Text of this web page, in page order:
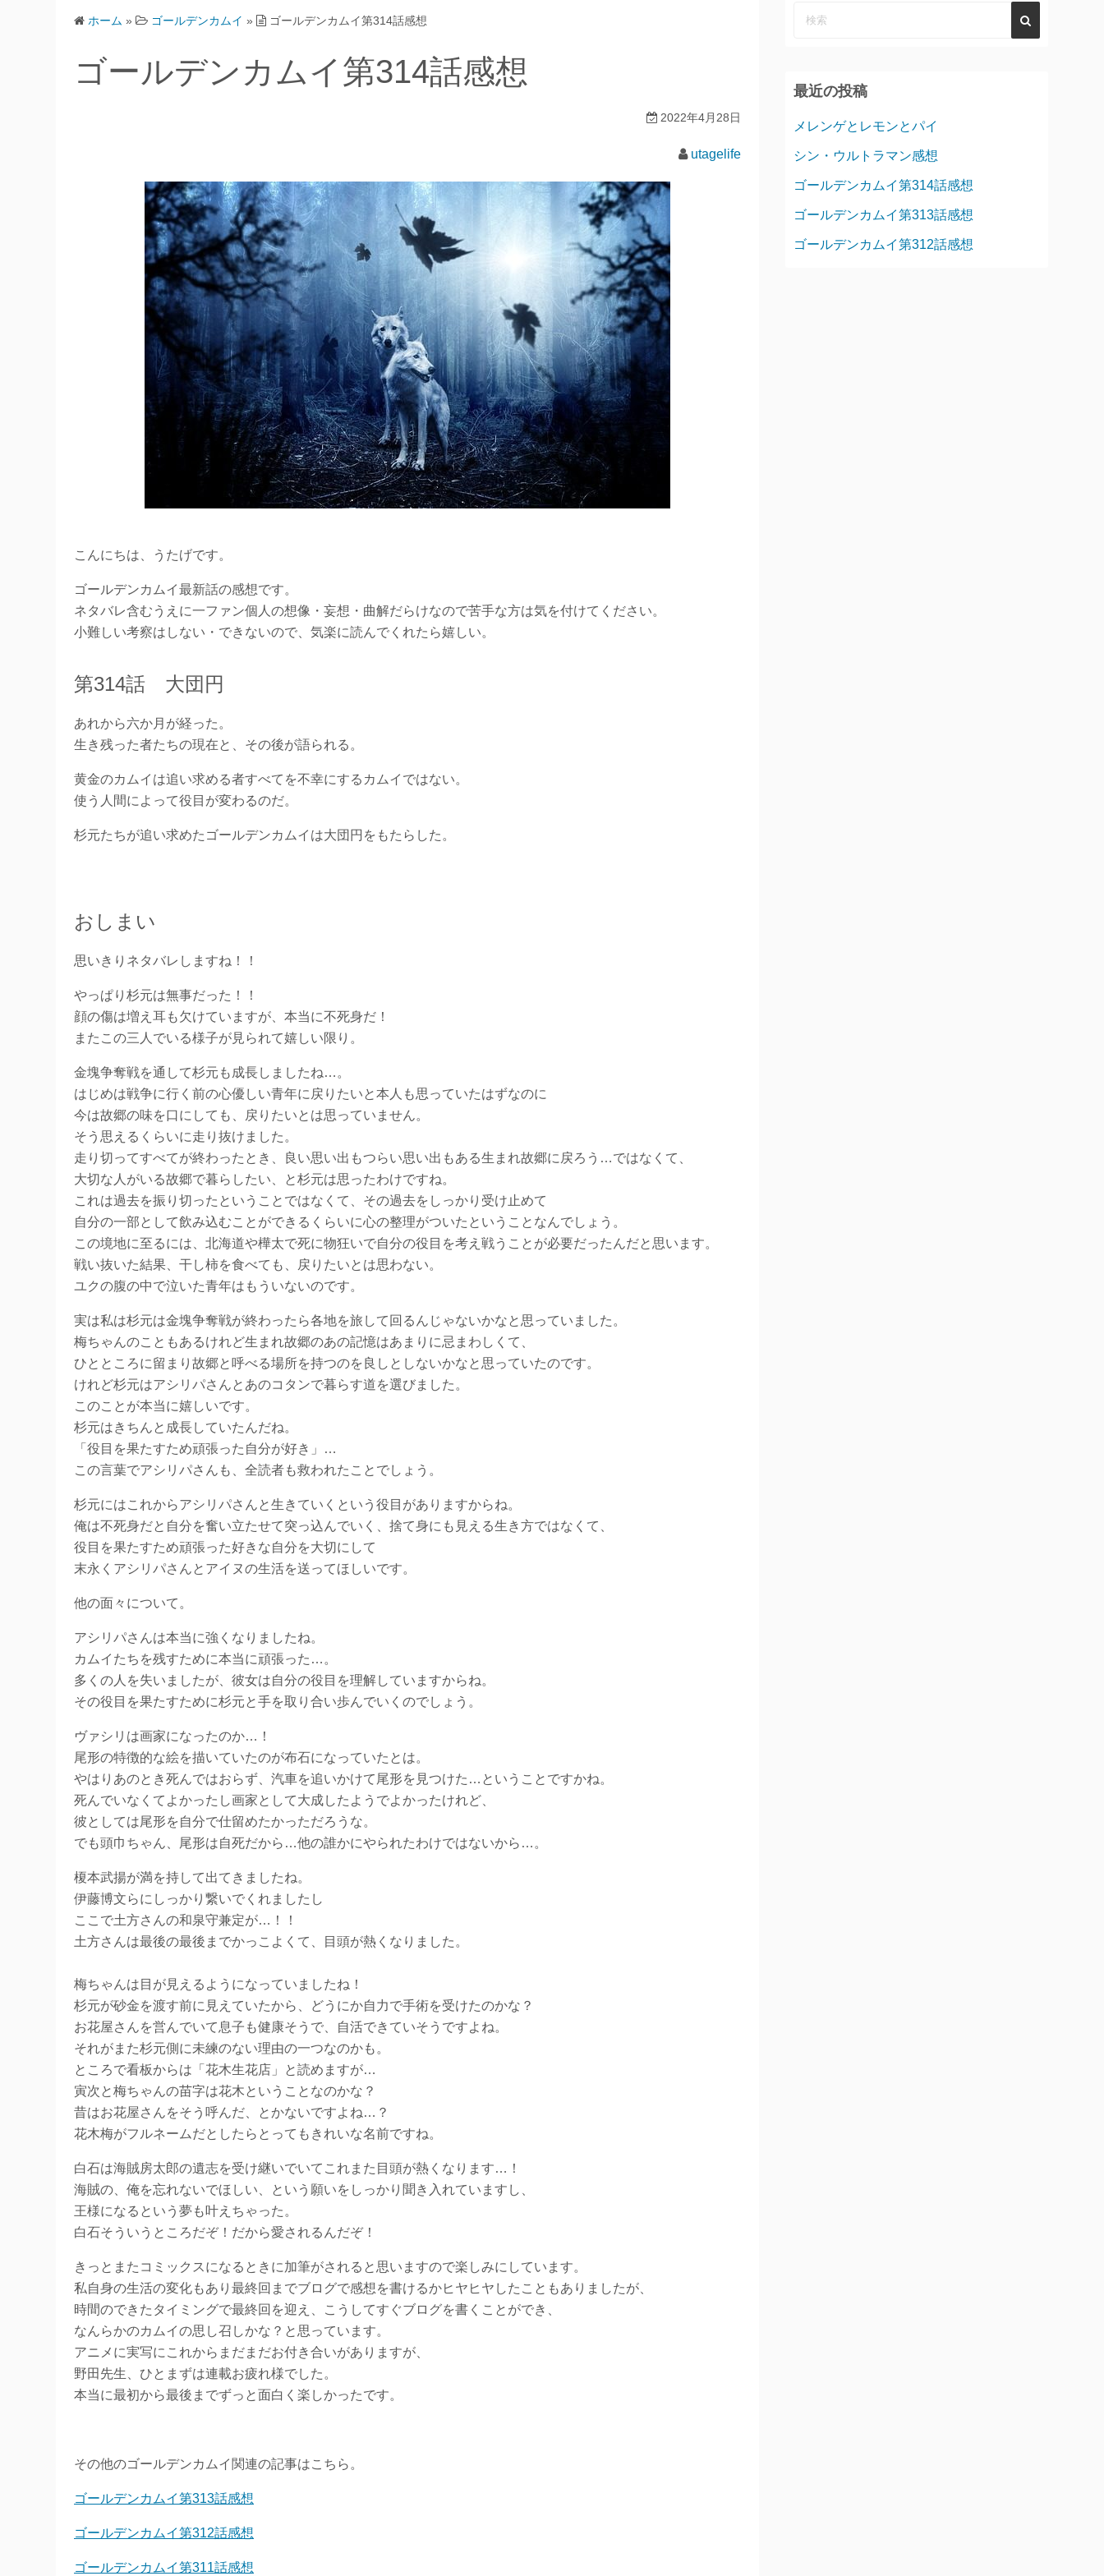
ホーム » ゴールデンカムイ » ゴールデンカムイ第314話感想
ゴールデンカムイ第314話感想
2022年4月28日
utagelife
こんにちは、うたげです。
ゴールデンカムイ最新話の感想です。
ネタバレ含むうえに一ファン個人の想像・妄想・曲解だらけなので苦手な方は気を付けてください。
小難しい考察はしない・できないので、気楽に読んでくれたら嬉しい。
第314話 大団円
あれから六か月が経った。
生き残った者たちの現在と、その後が語られる。
黄金のカムイは追い求める者すべてを不幸にするカムイではない。
使う人間によって役目が変わるのだ。
杉元たちが追い求めたゴールデンカムイは大団円をもたらした。
おしまい
思いきりネタバレしますね！！
やっぱり杉元は無事だった！！
顔の傷は増え耳も欠けていますが、本当に不死身だ！
またこの三人でいる様子が見られて嬉しい限り。
金塊争奪戦を通して杉元も成長しましたね…。
はじめは戦争に行く前の心優しい青年に戻りたいと本人も思っていたはずなのに
今は故郷の味を口にしても、戻りたいとは思っていません。
そう思えるくらいに走り抜けました。
走り切ってすべてが終わったとき、良い思い出もつらい思い出もある生まれ故郷に戻ろう…ではなくて、
大切な人がいる故郷で暮らしたい、と杉元は思ったわけですね。
これは過去を振り切ったということではなくて、その過去をしっかり受け止めて
自分の一部として飲み込むことができるくらいに心の整理がついたということなんでしょう。
この境地に至るには、北海道や樺太で死に物狂いで自分の役目を考え戦うことが必要だったんだと思います。
戦い抜いた結果、干し柿を食べても、戻りたいとは思わない。
ユクの腹の中で泣いた青年はもういないのです。
実は私は杉元は金塊争奪戦が終わったら各地を旅して回るんじゃないかなと思っていました。
梅ちゃんのこともあるけれど生まれ故郷のあの記憶はあまりに忌まわしくて、
ひとところに留まり故郷と呼べる場所を持つのを良しとしないかなと思っていたのです。
けれど杉元はアシリパさんとあのコタンで暮らす道を選びました。
このことが本当に嬉しいです。
杉元はきちんと成長していたんだね。
「役目を果たすため頑張った自分が好き」…
この言葉でアシリパさんも、全読者も救われたことでしょう。
杉元にはこれからアシリパさんと生きていくという役目がありますからね。
俺は不死身だと自分を奮い立たせて突っ込んでいく、捨て身にも見える生き方ではなくて、
役目を果たすため頑張った好きな自分を大切にして
末永くアシリパさんとアイヌの生活を送ってほしいです。
他の面々について。
アシリパさんは本当に強くなりましたね。
カムイたちを残すために本当に頑張った…。
多くの人を失いましたが、彼女は自分の役目を理解していますからね。
その役目を果たすために杉元と手を取り合い歩んでいくのでしょう。
ヴァシリは画家になったのか…！
尾形の特徴的な絵を描いていたのが布石になっていたとは。
やはりあのとき死んではおらず、汽車を追いかけて尾形を見つけた…ということですかね。
死んでいなくてよかったし画家として大成したようでよかったけれど、
彼としては尾形を自分で仕留めたかっただろうな。
でも頭巾ちゃん、尾形は自死だから…他の誰かにやられたわけではないから…。
榎本武揚が満を持して出てきましたね。
伊藤博文らにしっかり繋いでくれましたし
ここで土方さんの和泉守兼定が…！！
土方さんは最後の最後までかっこよくて、目頭が熱くなりました。
梅ちゃんは目が見えるようになっていましたね！
杉元が砂金を渡す前に見えていたから、どうにか自力で手術を受けたのかな？
お花屋さんを営んでいて息子も健康そうで、自活できていそうですよね。
それがまた杉元側に未練のない理由の一つなのかも。
ところで看板からは「花木生花店」と読めますが…
寅次と梅ちゃんの苗字は花木ということなのかな？
昔はお花屋さんをそう呼んだ、とかないですよね…？
花木梅がフルネームだとしたらとってもきれいな名前ですね。
白石は海賊房太郎の遺志を受け継いでいてこれまた目頭が熱くなります…！
海賊の、俺を忘れないでほしい、という願いをしっかり聞き入れていますし、
王様になるという夢も叶えちゃった。
白石そういうところだぞ！だから愛されるんだぞ！
きっとまたコミックスになるときに加筆がされると思いますので楽しみにしています。
私自身の生活の変化もあり最終回までブログで感想を書けるかヒヤヒヤしたこともありましたが、
時間のできたタイミングで最終回を迎え、こうしてすぐブログを書くことができ、
なんらかのカムイの思し召しかな？と思っています。
アニメに実写にこれからまだまだお付き合いがありますが、
野田先生、ひとまずは連載お疲れ様でした。
本当に最初から最後までずっと面白く楽しかったです。
その他のゴールデンカムイ関連の記事はこちら。
ゴールデンカムイ第313話感想
ゴールデンカムイ第312話感想
ゴールデンカムイ第311話感想
最近の投稿
メレンゲとレモンとパイ
シン・ウルトラマン感想
ゴールデンカムイ第314話感想
ゴールデンカムイ第313話感想
ゴールデンカムイ第312話感想